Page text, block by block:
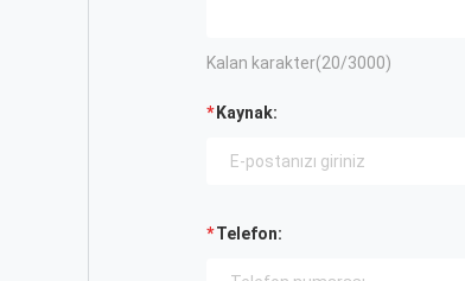
Kalan karakter(20/3000)
Kaynak:
Telefon: